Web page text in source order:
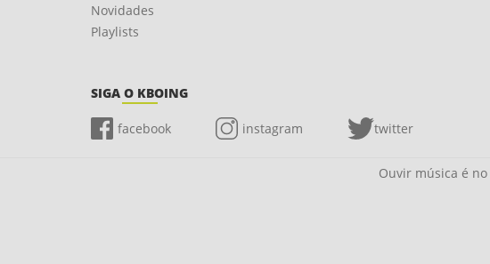
Novidades
Playlists
SIGA O KBOING
facebook instagram twitter
Ouvir música é no